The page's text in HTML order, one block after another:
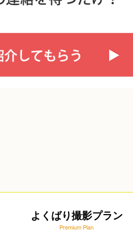
よくばり撮影プラン
Premium Plan